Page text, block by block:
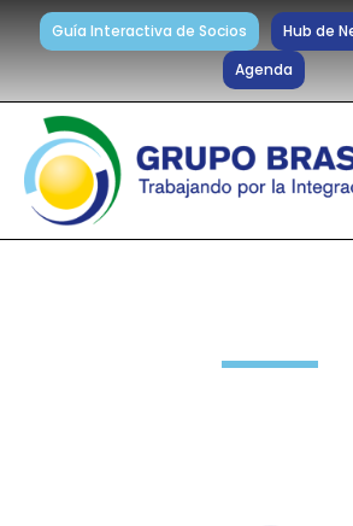
Guía Interactiva de Socios Hub de
Agenda